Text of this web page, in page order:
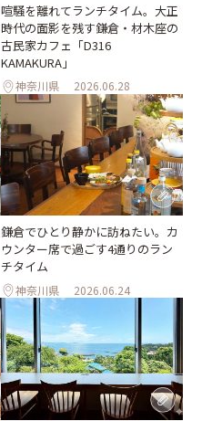
喧騒を離れてランチタイム。大正
時代の面影を残す鎌倉・材木座の
古民家カフェ「D316
KAMAKURA」
神奈川県 2026.06.28
鎌倉でひとり静かに訪ねたい。カ
ウンター席で過ごす4通りのラン
チタイム
神奈川県 2026.06.24